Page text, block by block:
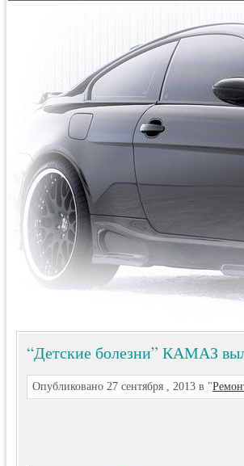
“Детские болезни” КАМАЗ
Опубликовано 27 сентября , 2013 в "